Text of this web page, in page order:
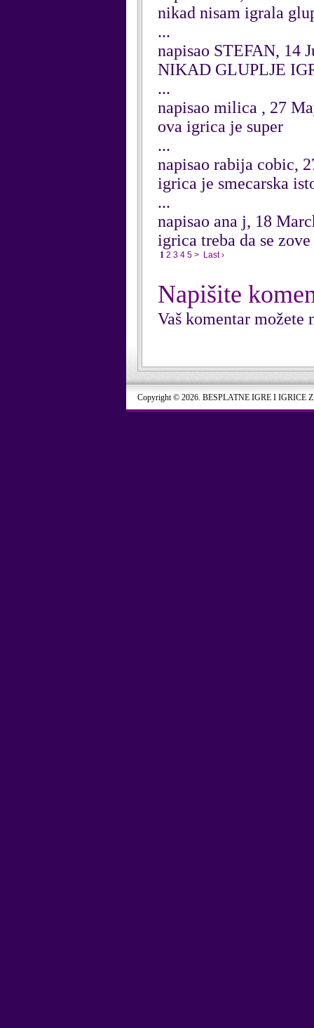
nikad nisam igrala
...
napisao STEFAN, 14
NIKAD GLUPLJE
...
napisao milica , 27
ova igrica je super
...
napisao rabija cobic,
igrica je smecarska
...
napisao ana j, 18
igrica treba da se
1 2 3 4 5 > Last ›
Napišite
Vaš komentar možete
Copyright © 2026. BESPLATNE IGRE I IGRICE